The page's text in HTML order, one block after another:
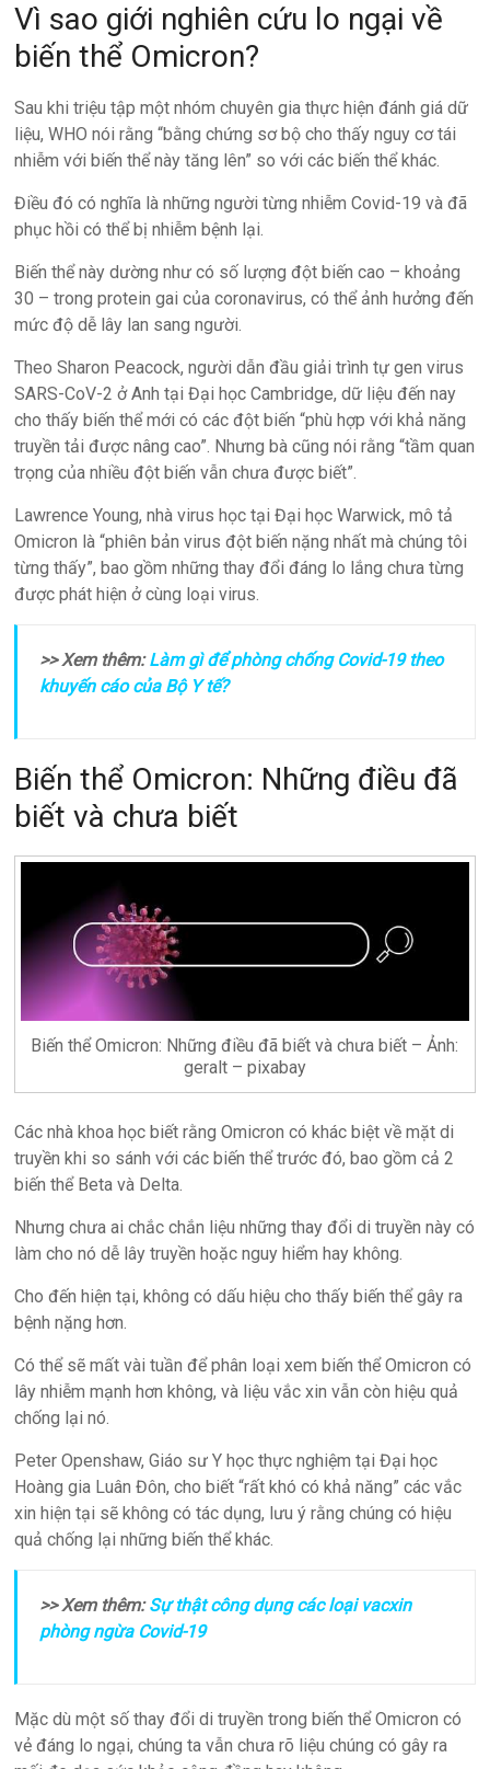
Vì sao giới nghiên cứu lo ngại về
biến thể Omicron?
Sau khi triệu tập một nhóm chuyên gia thực hiện đánh giá dữ
liệu, WHO nói rằng “bằng chứng sơ bộ cho thấy nguy cơ tái
nhiễm với biến thể này tăng lên” so với các biến thể khác.
Điều đó có nghĩa là những người từng nhiễm Covid-19 và đã
phục hồi có thể bị nhiễm bệnh lại.
Biến thể này dường như có số lượng đột biến cao – khoảng
30 – trong protein gai của coronavirus, có thể ảnh hưởng đến
mức độ dễ lây lan sang người.
Theo Sharon Peacock, người dẫn đầu giải trình tự gen virus
SARS-CoV-2 ở Anh tại Đại học Cambridge, dữ liệu đến nay
cho thấy biến thể mới có các đột biến “phù hợp với khả năng
truyền tải được nâng cao”. Nhưng bà cũng nói rằng “tầm quan
trọng của nhiều đột biến vẫn chưa được biết”.
Lawrence Young, nhà virus học tại Đại học Warwick, mô tả
Omicron là “phiên bản virus đột biến nặng nhất mà chúng tôi
từng thấy”, bao gồm những thay đổi đáng lo lắng chưa từng
được phát hiện ở cùng loại virus.
>> Xem thêm:Làm gì để phòng chống Covid-19 theo
khuyến cáo của Bộ Y tế?
Biến thể Omicron: Những điều đã
biết và chưa biết
Biến thể Omicron: Những điều đã biết và chưa biết – Ảnh:
geralt – pixabay
Các nhà khoa học biết rằng Omicron có khác biệt về mặt di
truyền khi so sánh với các biến thể trước đó, bao gồm cả 2
biến thể Beta và Delta.
Nhưng chưa ai chắc chắn liệu những thay đổi di truyền này có
làm cho nó dễ lây truyền hoặc nguy hiểm hay không.
Cho đến hiện tại, không có dấu hiệu cho thấy biến thể gây ra
bệnh nặng hơn.
Có thể sẽ mất vài tuần để phân loại xem biến thể Omicron có
lây nhiễm mạnh hơn không, và liệu vắc xin vẫn còn hiệu quả
chống lại nó.
Peter Openshaw, Giáo sư Y học thực nghiệm tại Đại học
Hoàng gia Luân Đôn, cho biết “rất khó có khả năng” các vắc
xin hiện tại sẽ không có tác dụng, lưu ý rằng chúng có hiệu
quả chống lại những biến thể khác.
>> Xem thêm:Sự thật công dụng các loại vacxin
phòng ngừa Covid-19
Mặc dù một số thay đổi di truyền trong biến thể Omicron có
vẻ đáng lo ngại, chúng ta vẫn chưa rõ liệu chúng có gây ra